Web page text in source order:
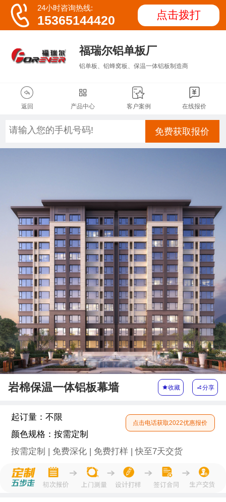
 24小时咨询热线:
15365144420 点击拨打
福瑞尔铝单板厂
铝单板、铝蜂窝板、保温一体铝板制造商

返回

产品中心

客户案例

在线报价
免费获取报价
岩棉保温一体铝板幕墙 收藏 分享
起订量：不限
颜色规格：按需定制
按需定制 | 免费深化 | 免费打样 | 快至7天交货
点击电话获取2022优惠报价